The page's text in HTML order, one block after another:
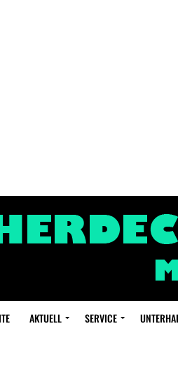
AKTUELL SERVICE